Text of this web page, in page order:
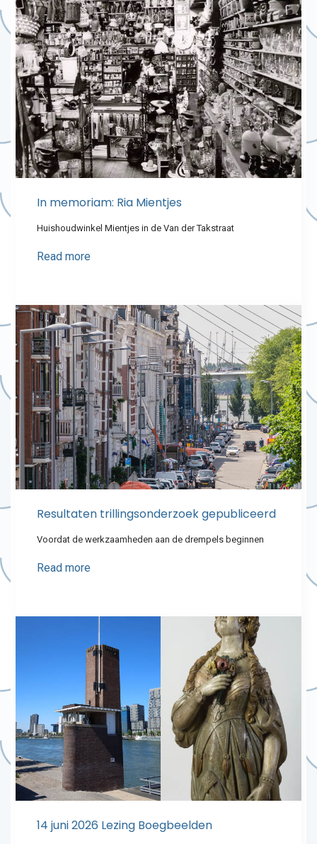
In memoriam: Ria Mientjes
Huishoudwinkel Mientjes in de Van der Takstraat
Read more
Resultaten trillingsonderzoek gepubliceerd
Voordat de werkzaamheden aan de drempels beginnen
Read more
14 juni 2026 Lezing Boegbeelden